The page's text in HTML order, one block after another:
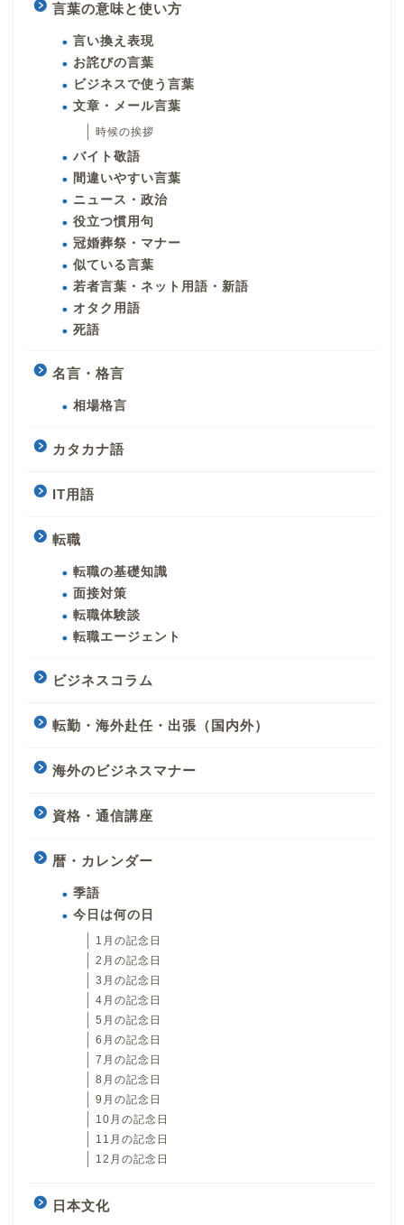
言葉の意味と使い方
言い換え表現
お詫びの言葉
ビジネスで使う言葉
文章・メール言葉
時候の挨拶
バイト敬語
間違いやすい言葉
ニュース・政治
役立つ慣用句
冠婚葬祭・マナー
似ている言葉
若者言葉・ネット用語・新語
オタク用語
死語
名言・格言
相場格言
カタカナ語
IT用語
転職
転職の基礎知識
面接対策
転職体験談
転職エージェント
ビジネスコラム
転勤・海外赴任・出張（国内外）
海外のビジネスマナー
資格・通信講座
暦・カレンダー
季語
今日は何の日
1月の記念日
2月の記念日
3月の記念日
4月の記念日
5月の記念日
6月の記念日
7月の記念日
8月の記念日
9月の記念日
10月の記念日
11月の記念日
12月の記念日
日本文化